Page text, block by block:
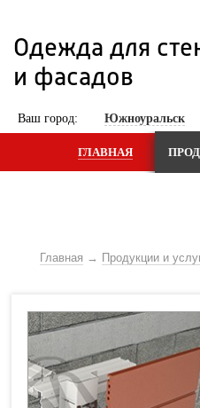
Одежда для
и фасадов
Ваш город: Южноуральск
ГЛАВНАЯ
Главная Продукции и